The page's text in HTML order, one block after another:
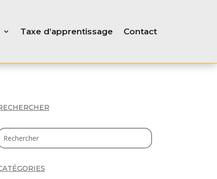
Taxe d’apprentissage Contact